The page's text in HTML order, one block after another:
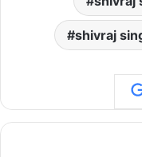
shivraj